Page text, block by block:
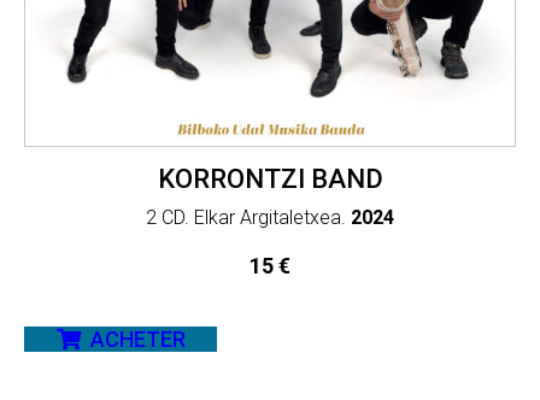
KORRONTZI BAND
2 CD. Elkar Argitaletxea. 2024
15€
ACHETER